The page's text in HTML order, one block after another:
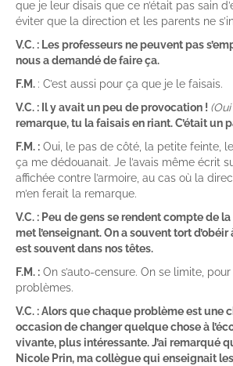
que je leur disais que ce n’était pas sain
éviter que la direction et les parents ne
V.C. : Les professeurs ne peuvent pas
nous a demandé de faire ça.
F.M. : C’est aussi pour ça que je le faisais.
V.C. : Il y avait un peu de provocation ! (Oui
remarque, tu la faisais en riant. C’était un
F.M. : Oui, le pas de côté, la petite feinte,
ça me dédouanait. Je l’avais même écrit
affichée contre l’armoire, au cas où la
m’en ferait la remarque.
V.C. : Peu de gens se rendent compte de
met l’enseignant. On a souvent tort
est souvent dans nos têtes.
F.M. : On s’auto-censure. On se limite,
problèmes.
V.C. : Alors que chaque problème est une
occasion de changer quelque chose à
vivante, plus intéressante. J’ai remarqué
Nicole Prin, ma collègue qui enseignait